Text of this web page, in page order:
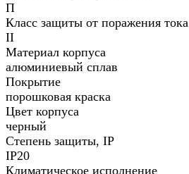
П
Класс защиты от поражения тока
II
Материал корпуса
алюминиевый сплав
Покрытие
порошковая краска
Цвет корпуса
черный
Степень защиты, IP
IP20
Климатическое исполнение